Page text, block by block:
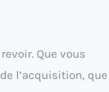
Que vous
l’acquisition, que